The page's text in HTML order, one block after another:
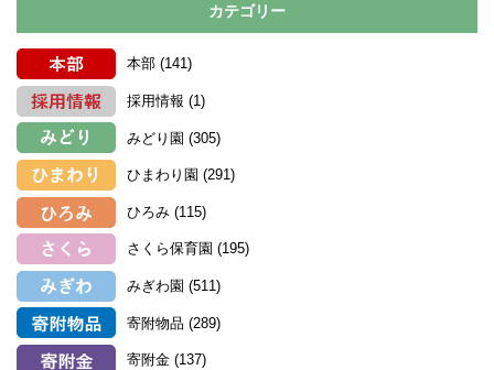
カテゴリー
本部 (141)
採用情報 (1)
みどり園 (305)
ひまわり園 (291)
ひろみ (115)
さくら保育園 (195)
みぎわ園 (511)
寄附物品 (289)
寄附金 (137)